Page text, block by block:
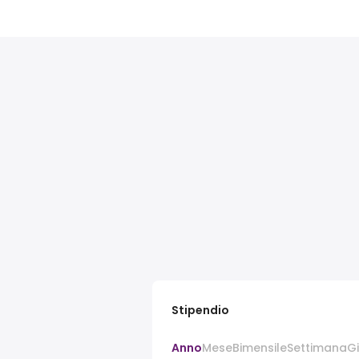
Stipendio
AnnoMeseBimensileSettimana